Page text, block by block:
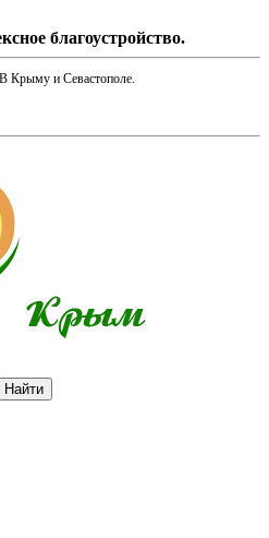
благоустройство.
Крыму и Севастополе.